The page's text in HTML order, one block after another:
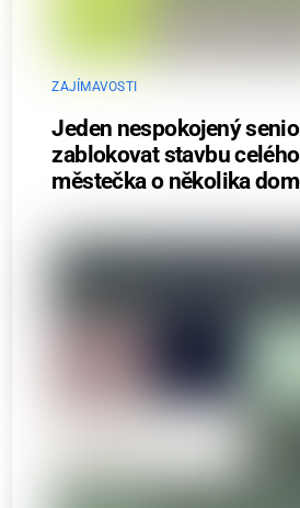
ZAJÍMAVOSTI
Jeden nespokojený
zablokovat stavbu
městečka o několika